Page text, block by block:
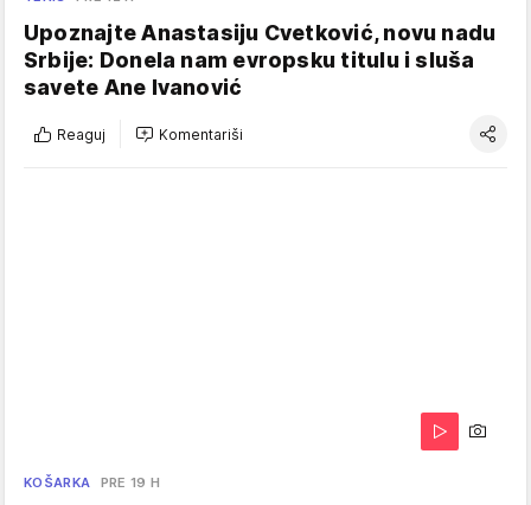
Upoznajte Anastasiju Cvetković, novu nadu
Srbije: Donela nam evropsku titulu i sluša
savete Ane Ivanović
Reaguj Komentariši
KOŠARKA PRE 19 H